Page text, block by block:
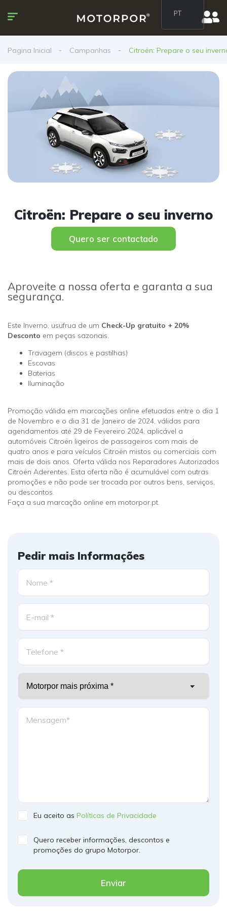
Pagina Inicial Campanhas Citroën: Prepare o seu
Citroën: Prepare o seu inverno
Quero ser contactado
Aproveite a nossa oferta e garanta a sua
segurança.
Este Inverno, usufrua de um Check-Up gratuito + 20%
Desconto em peças sazonais.
Travagem (discos e pastilhas)
Escovas
Baterias
Iluminação
Promoção válida em marcações online efetuadas entre o dia 1
de Novembro e o dia 31 de Janeiro de 2024, válidas para
agendamentos até 29 de Fevereiro 2024, aplicável a
automóveis Citroën ligeiros de passageiros com mais de
quatro anos e para veículos Citroën mistos ou comerciais com
mais de dois anos. Oferta válida nos Reparadores Autorizados
Citroën Aderentes. Esta oferta não é acumulável com outras
promoções e não pode ser trocada por outros bens, serviços,
ou descontos.
Faça a sua marcação online em motorpor.pt.
Pedir mais Informações
Eu aceito as Políticas de Privacidade
Quero receber informações, descontos e
promoções do grupo Motorpor.
Enviar
PT